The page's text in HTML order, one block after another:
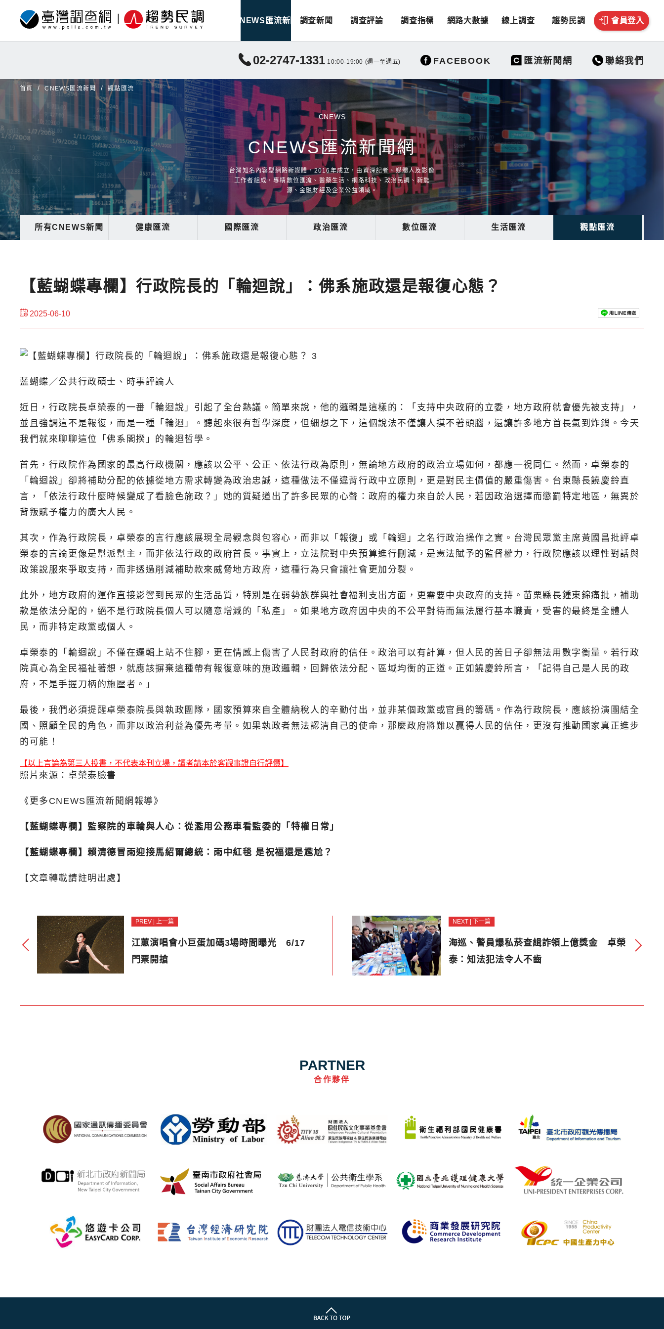
CNEWS匯流新聞 調查新聞 調查評論 調查指標 網路大數據 線上調查 趨勢民調 會員登入
02-2747-1331 10:00-19:00 (週一至週五) FACEBOOK 匯流新聞網 聯絡我們
首頁 CNEWS匯流新聞 觀點匯流
CNEWS
CNEWS匯流新聞網
台灣知名內容型網路新媒體，2016年成立，由資深記者、媒體人及影像
工作者組成，專精數位匯流、醫藥生活、網路科技、政治民調、新能
源、金融財經及企業公益領域。
所有CNEWS新聞 健康匯流 國際匯流 政治匯流 數位匯流 生活匯流 觀點匯流
【藍蝴蝶專欄】行政院長的「輪迴說」：佛系施政還是報復心態？
2025-06-10
藍蝴蝶／公共行政碩士、時事評論人
近日，行政院長卓榮泰的一番「輪迴說」引起了全台熱議。簡單來說，他的邏輯是這樣的：「支持中央政府的立委，地方政府就會優先被支持」，
並且強調這不是報復，而是一種「輪迴」。聽起來很有哲學深度，但細想之下，這個說法不僅讓人摸不著頭腦，還讓許多地方首長氣到炸鍋。今天
我們就來聊聊這位「佛系閣揆」的輪迴哲學。
首先，行政院作為國家的最高行政機關，應該以公平、公正、依法行政為原則，無論地方政府的政治立場如何，都應一視同仁。然而，卓榮泰的
「輪迴說」卻將補助分配的依據從地方需求轉變為政治忠誠，這種做法不僅違背行政中立原則，更是對民主價值的嚴重傷害。台東縣長饒慶鈴直
言，「依法行政什麼時候變成了看臉色施政？」她的質疑道出了許多民眾的心聲：政府的權力來自於人民，若因政治選擇而懲罰特定地區，無異於
背叛賦予權力的廣大人民。
其次，作為行政院長，卓榮泰的言行應該展現全局觀念與包容心，而非以「報復」或「輪迴」之名行政治操作之實。台灣民眾黨主席黃國昌批評卓
榮泰的言論更像是幫派幫主，而非依法行政的政府首長。事實上，立法院對中央預算進行刪減，是憲法賦予的監督權力，行政院應該以理性對話與
政策說服來爭取支持，而非透過削減補助款來威脅地方政府，這種行為只會讓社會更加分裂。
此外，地方政府的運作直接影響到民眾的生活品質，特別是在弱勢族群與社會福利支出方面，更需要中央政府的支持。苗栗縣長鍾東錦痛批，補助
款是依法分配的，絕不是行政院長個人可以隨意增減的「私產」。如果地方政府因中央的不公平對待而無法履行基本職責，受害的最終是全體人
民，而非特定政黨或個人。
卓榮泰的「輪迴說」不僅在邏輯上站不住腳，更在情感上傷害了人民對政府的信任。政治可以有計算，但人民的苦日子卻無法用數字衡量。若行政
院真心為全民福祉著想，就應該摒棄這種帶有報復意味的施政邏輯，回歸依法分配、區域均衡的正道。正如饒慶鈴所言，「記得自己是人民的政
府，不是手握刀柄的施壓者。」
最後，我們必須提醒卓榮泰院長與執政團隊，國家預算來自全體納稅人的辛勤付出，並非某個政黨或官員的籌碼。作為行政院長，應該扮演團結全
國、照顧全民的角色，而非以政治利益為優先考量。如果執政者無法認清自己的使命，那麼政府將難以贏得人民的信任，更沒有推動國家真正進步
的可能！
【以上言論為第三人投書，不代表本刊立場，讀者請本於客觀事證自行評價】
照片來源：卓榮泰臉書
《更多CNEWS匯流新聞網報導》
【藍蝴蝶專欄】監察院的車輪與人心：從濫用公務車看監委的「特權日常」
【藍蝴蝶專欄】賴清德冒雨迎接馬紹爾總統：雨中紅毯 是祝福還是尷尬？
【文章轉載請註明出處】
PREV | 上一篇
江蕙演唱會小巨蛋加碼3場時間曝光 6/17
門票開搶
NEXT | 下一篇
海巡、警員爆私菸查緝詐領上億獎金 卓榮
泰：知法犯法令人不齒
PARTNER
合作夥伴